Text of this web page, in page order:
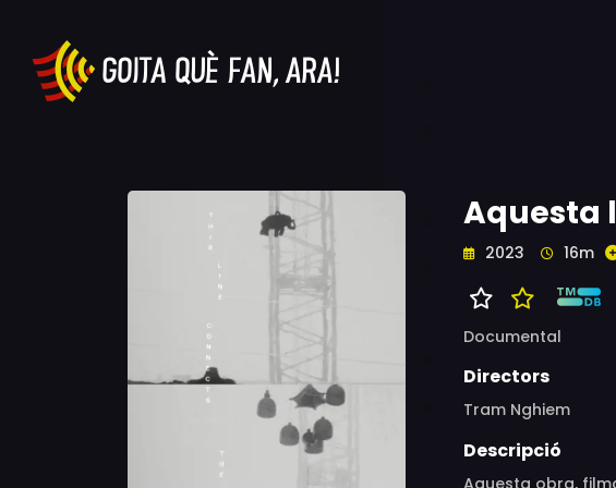
Aquesta
2023 16m
Documental
Directors
Tram Nghiem
Descripció
Aquesta obra,